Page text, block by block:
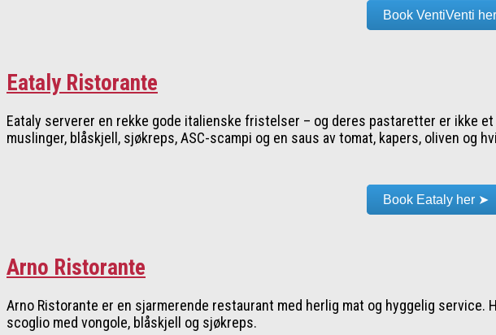
Book VentiVenti
Eataly Ristorante
Eataly serverer en rekke gode italienske fristelser – og deres pastaretter er ikke
muslinger, blåskjell, sjøkreps, ASC-scampi og en saus av tomat, kapers, oliven og
Book Eataly her ➤
Arno Ristorante
Arno Ristorante er en sjarmerende restaurant med herlig mat og hyggelig
scoglio med vongole, blåskjell og sjøkreps.